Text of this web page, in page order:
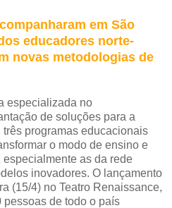
em São
educadores norte-
novas metodologias de
especializada no
de soluções para a
programas educacionais
o modo de ensino e
as da rede
inovadores. O lançamento
(15/4) no Teatro Renaissance,
de todo o país